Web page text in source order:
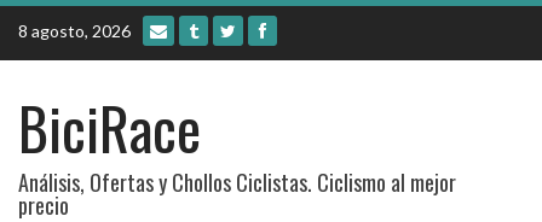
Skip
content
8 agosto, 2026
BiciRace
Análisis, Ofertas y Chollos Ciclistas. Ciclismo al mejor
precio